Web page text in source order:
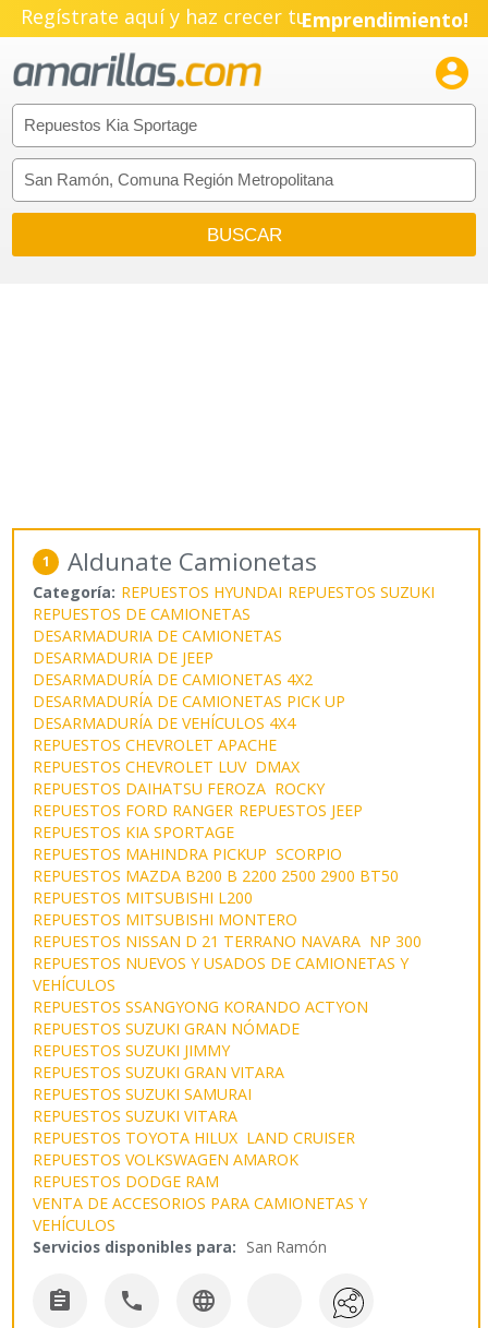
Regístrate aquí y haz crecer tuEmprendimiento!

1 Aldunate Camionetas
Categoría: REPUESTOS HYUNDAI REPUESTOS SUZUKI
REPUESTOS DE CAMIONETAS
DESARMADURIA DE CAMIONETAS
DESARMADURIA DE JEEP
DESARMADURÍA DE CAMIONETAS 4X2
DESARMADURÍA DE CAMIONETAS PICK UP
DESARMADURÍA DE VEHÍCULOS 4X4
REPUESTOS CHEVROLET APACHE
REPUESTOS CHEVROLET LUV DMAX
REPUESTOS DAIHATSU FEROZA ROCKY
REPUESTOS FORD RANGER REPUESTOS JEEP
REPUESTOS KIA SPORTAGE
REPUESTOS MAHINDRA PICKUP SCORPIO
REPUESTOS MAZDA B200 B 2200 2500 2900 BT50
REPUESTOS MITSUBISHI L200
REPUESTOS MITSUBISHI MONTERO
REPUESTOS NISSAN D 21 TERRANO NAVARA NP 300
REPUESTOS NUEVOS Y USADOS DE CAMIONETAS Y
VEHÍCULOS
REPUESTOS SSANGYONG KORANDO ACTYON
REPUESTOS SUZUKI GRAN NÓMADE
REPUESTOS SUZUKI JIMMY
REPUESTOS SUZUKI GRAN VITARA
REPUESTOS SUZUKI SAMURAI
REPUESTOS SUZUKI VITARA
REPUESTOS TOYOTA HILUX LAND CRUISER
REPUESTOS VOLKSWAGEN AMAROK
REPUESTOS DODGE RAM
VENTA DE ACCESORIOS PARA CAMIONETAS Y
VEHÍCULOS
Servicios disponibles para: San Ramón
  